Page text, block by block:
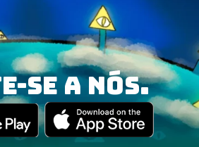
se a nós.